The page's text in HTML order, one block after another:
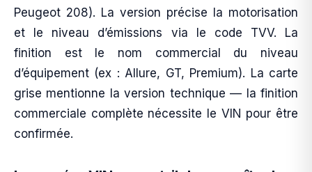
Peugeot 208). La version précise la motorisation
et le niveau d’émissions via le code TVV. La
finition est le nom commercial du niveau
d’équipement (ex : Allure, GT, Premium). La carte
grise mentionne la version technique — la finition
commerciale complète nécessite le VIN pour être
confirmée.